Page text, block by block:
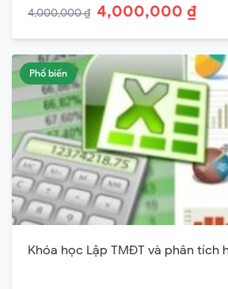
4,000,000 ₫ 4,000,000 ₫
Phổ biến
Khóa học Lập TMĐT và phân tích